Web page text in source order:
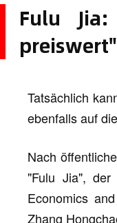
Fulu
Tatsächlich
ebenfalls auf
Nach
"Fulu Jia",
Economics
Zhang